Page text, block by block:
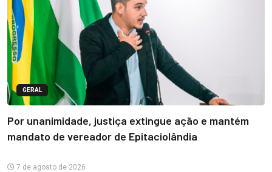
GERAL
Por unanimidade, justiça extingue ação e mantém
mandato de vereador de Epitaciolândia
7 de agosto de 2026